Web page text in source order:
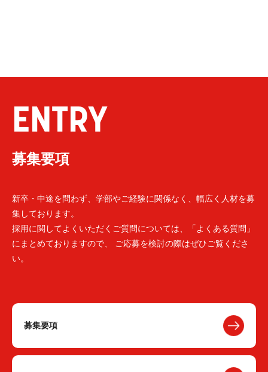
ENTRY
募集要項
新卒・中途を問わず、学部やご経験に関係なく、幅広く人材を募
集しております。
採用に関してよくいただくご質問については、「よくある質問」
にまとめておりますので、 ご応募を検討の際はぜひご覧くださ
い。
募集要項